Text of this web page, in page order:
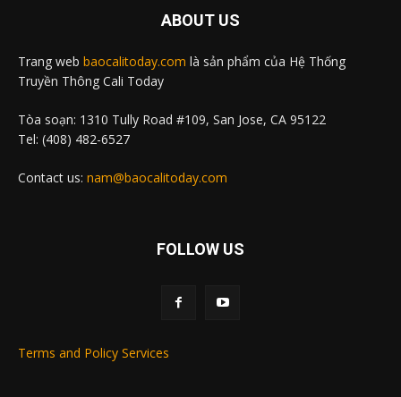
ABOUT US
Trang web baocalitoday.com là sản phẩm của Hệ Thống
Truyền Thông Cali Today
Tòa soạn: 1310 Tully Road #109, San Jose, CA 95122
Tel: (408) 482-6527
Contact us: nam@baocalitoday.com
FOLLOW US
Terms and Policy Services